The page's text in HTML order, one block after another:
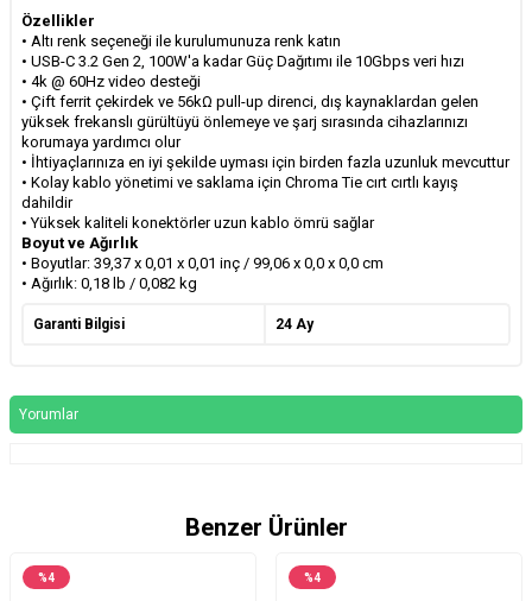
Özellikler
• Altı renk seçeneği ile kurulumunuza renk katın
• USB-C 3.2 Gen 2, 100W'a kadar Güç Dağıtımı ile 10Gbps veri hızı
• 4k @ 60Hz video desteği
• Çift ferrit çekirdek ve 56kΩ pull-up direnci, dış kaynaklardan gelen
yüksek frekanslı gürültüyü önlemeye ve şarj sırasında cihazlarınızı
korumaya yardımcı olur
• İhtiyaçlarınıza en iyi şekilde uyması için birden fazla uzunluk mevcuttur
• Kolay kablo yönetimi ve saklama için Chroma Tie cırt cırtlı kayış
dahildir
• Yüksek kaliteli konektörler uzun kablo ömrü sağlar
Boyut ve Ağırlık
• Boyutlar: 39,37 x 0,01 x 0,01 inç / 99,06 x 0,0 x 0,0 cm
• Ağırlık: 0,18 lb / 0,082 kg
Garanti Bilgisi 24 Ay
Yorumlar
Benzer Ürünler
%4 %4